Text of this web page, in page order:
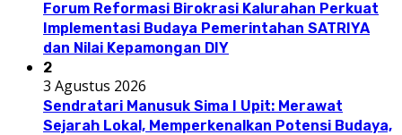
Forum Reformasi Birokrasi Kalurahan Perkuat
Implementasi Budaya Pemerintahan SATRIYA
dan Nilai Kepamongan DIY
2
3 Agustus 2026
Sendratari Manusuk Sima I Upit: Merawat
Sejarah Lokal, Memperkenalkan Potensi Budaya,